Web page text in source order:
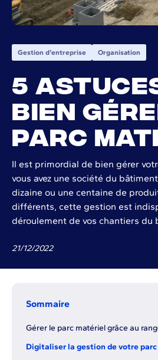
Gestion d'entreprise Organisation
5
bien
parc
Il est primordial de bien gérer
vous avez une société du
dizaine ou une centaine de
différents, cette gestion est
déroulement de vos chantiers du
21/12/2022
Sommaire
Gérer le parc matériel grâce au
Digitaliser la gestion de votre